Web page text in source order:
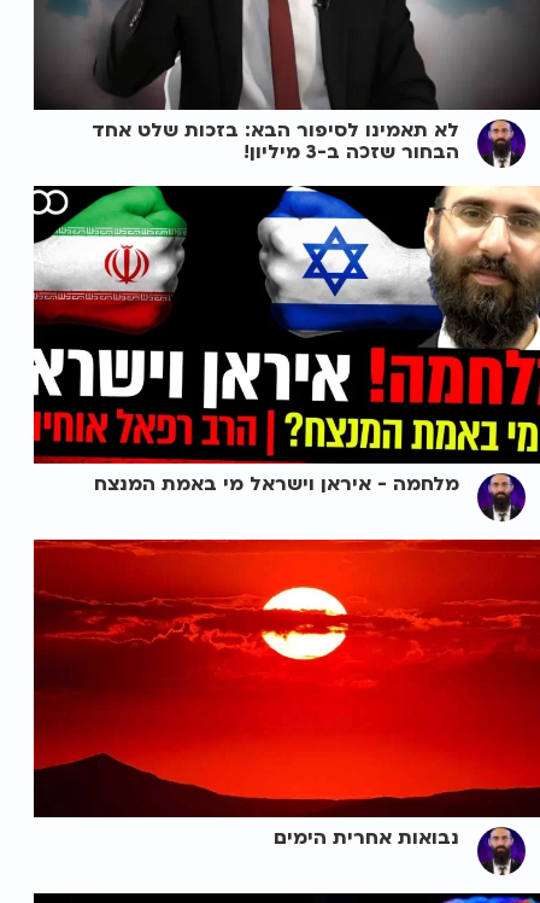
לא תאמינו לסיפור הבא: בזכות שלט אחד
הבחור שזכה ב-3 מיליון!
מלחמה - איראן וישראל מי באמת המנצח
נבואות אחרית הימים